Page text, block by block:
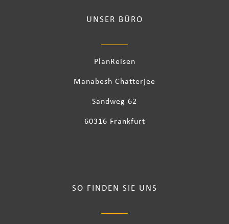
UNSER BÜRO
PlanReisen
Manabesh Chatterjee
Sandweg 62
60316 Frankfurt
SO FINDEN SIE UNS